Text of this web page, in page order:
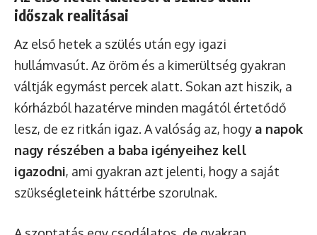
időszak realitásai
Az első hetek a szülés után egy igazi
hullámvasút. Az öröm és a kimerültség gyakran
váltják egymást percek alatt. Sokan azt hiszik, a
kórházból hazatérve minden magától értetődő
lesz, de ez ritkán igaz. A valóság az, hogy a napok
nagy részében a baba igényeihez kell
igazodni, ami gyakran azt jelenti, hogy a saját
szükségleteink háttérbe szorulnak.